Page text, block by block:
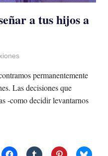
a tus hijos a
permanentemente
Las decisiones que
-como decidir levantarnos